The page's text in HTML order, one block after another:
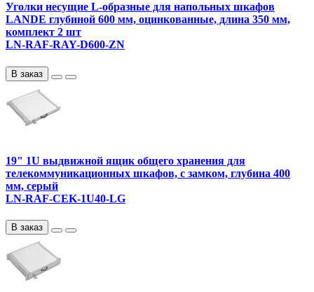
Уголки несущие L-образные для напольных шкафов
LANDE глубиной 600 мм, оцинкованные, длина 350 мм,
комплект 2 шт
LN-RAF-RAY-D600-ZN
В заказ
19" 1U выдвижной ящик общего хранения для
телекоммуникационных шкафов, с замком, глубина 400
мм, серый
LN-RAF-CEK-1U40-LG
В заказ